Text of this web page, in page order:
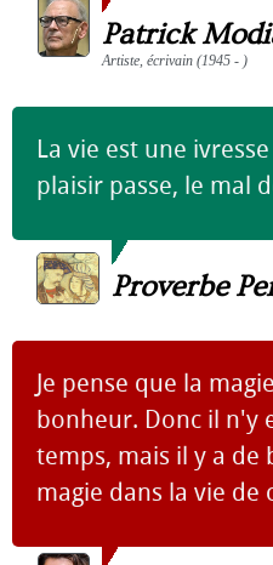
Patrick
Artiste, écrivain (1945 - )
La vie est une
plaisir passe, le mal
Proverbe
Je pense que la
bonheur. Donc il n'y
temps, mais il y a de
magie dans la vie de